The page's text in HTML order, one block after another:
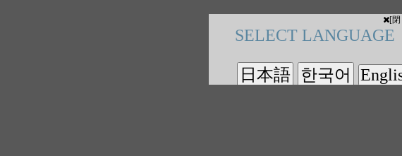
[
SELECT LANGUAGE
日本語 한국어